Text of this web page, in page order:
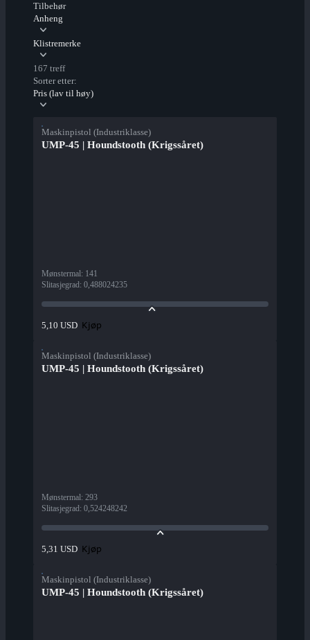
Tilbehør
Anheng
Klistremerke
167 treff
Sorter etter:
Pris (lav til høy)
Maskinpistol (Industriklasse)
UMP-45 | Houndstooth (Krigssåret)
Mønstermal: 141
Slitasjegrad: 0,488024235
5,10 USD Kjøp
Maskinpistol (Industriklasse)
UMP-45 | Houndstooth (Krigssåret)
Mønstermal: 293
Slitasjegrad: 0,524248242
5,31 USD Kjøp
Maskinpistol (Industriklasse)
UMP-45 | Houndstooth (Krigssåret)